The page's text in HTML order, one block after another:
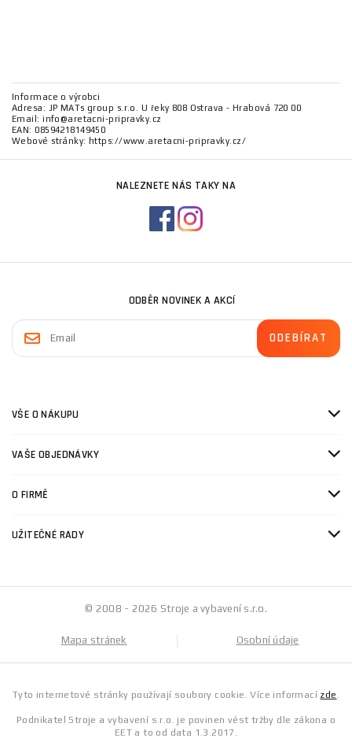
Informace o výrobci
Adresa: JP MATs group s.r.o. U řeky 808 Ostrava - Hrabová 720 00
Email: info@aretacni-pripravky.cz
EAN: 08594218149450
Webové stránky: https://www.aretacni-pripravky.cz/
NALEZNETE NÁS TAKY NA
ODBĚR NOVINEK A AKCÍ
VŠE O NÁKUPU
VAŠE OBJEDNÁVKY
O FIRMĚ
UŽITEČNÉ RADY
© 2008 - 2026 Stroje a vybavení s.r.o.
Mapa stránek Osobní údaje
Tyto internetové stránky používají soubory cookie. Více informací zde .
Podnikatel Stroje a vybavení s.r.o. je povinen vést tržby dle zákona o
EET a to od data 1.3.2017.